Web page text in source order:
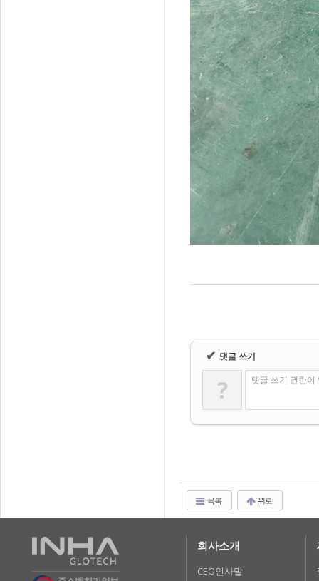
✔ 댓글 쓰기
? 댓글 쓰기 권한이
목록 위로
회사소개
CEO인사말